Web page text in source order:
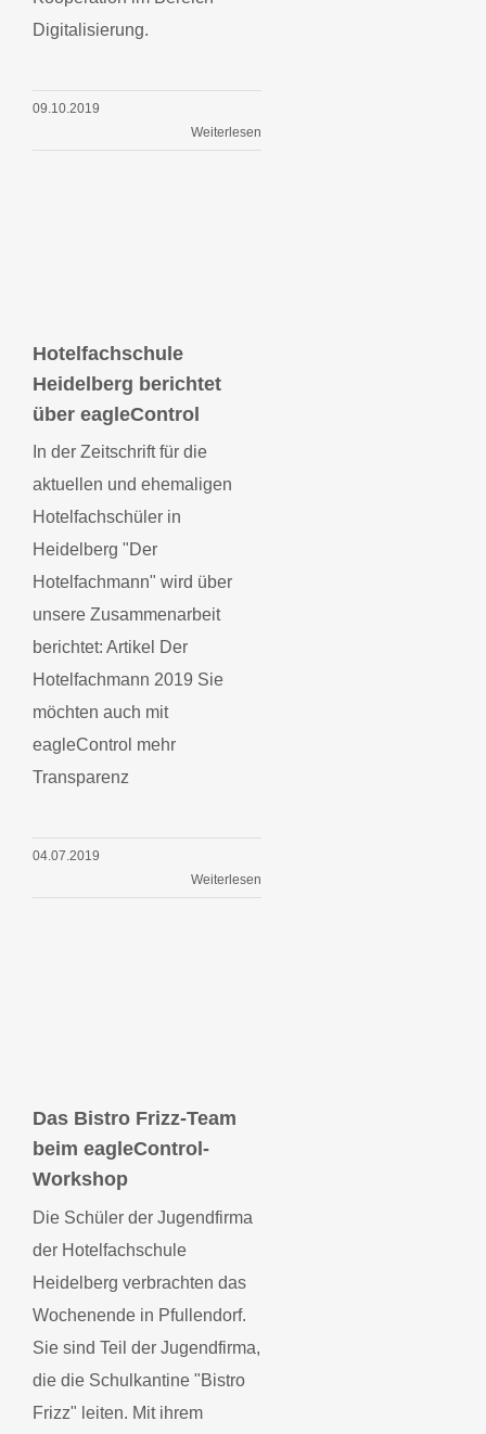
Digitalisierung.
09.10.2019
Weiterlesen
Hotelfachschule
Heidelberg
berichtet über
eagleControl
Hotelfachschule
Heidelberg berichtet
über eagleControl
In der Zeitschrift für die
aktuellen und ehemaligen
Hotelfachschüler in
Heidelberg "Der
Hotelfachmann" wird über
unsere Zusammenarbeit
berichtet: Artikel Der
Hotelfachmann 2019 Sie
möchten auch mit
eagleControl mehr
Transparenz
04.07.2019
Weiterlesen
Das Bistro Frizz-
Team beim
eagleControl-
Das Bistro Frizz-Team
beim eagleControl-
Workshop
Die Schüler der Jugendfirma
der Hotelfachschule
Heidelberg verbrachten das
Wochenende in Pfullendorf.
Sie sind Teil der Jugendfirma,
die die Schulkantine "Bistro
Frizz" leiten. Mit ihrem